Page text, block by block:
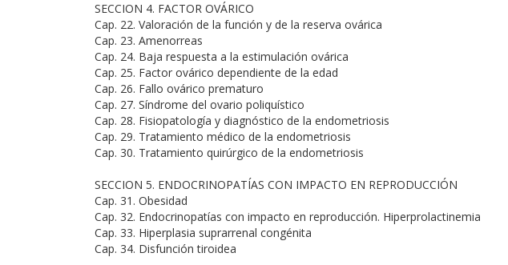
SECCION 4. FACTOR OVÁRICO
Cap. 22. Valoración de la función y de la reserva ovárica
Cap. 23. Amenorreas
Cap. 24. Baja respuesta a la estimulación ovárica
Cap. 25. Factor ovárico dependiente de la edad
Cap. 26. Fallo ovárico prematuro
Cap. 27. Síndrome del ovario poliquístico
Cap. 28. Fisiopatología y diagnóstico de la endometriosis
Cap. 29. Tratamiento médico de la endometriosis
Cap. 30. Tratamiento quirúrgico de la endometriosis
SECCION 5. ENDOCRINOPATÍAS CON IMPACTO EN REPRODUCCIÓN
Cap. 31. Obesidad
Cap. 32. Endocrinopatías con impacto en reproducción. Hiperprolactinemia
Cap. 33. Hiperplasia suprarrenal congénita
Cap. 34. Disfunción tiroidea